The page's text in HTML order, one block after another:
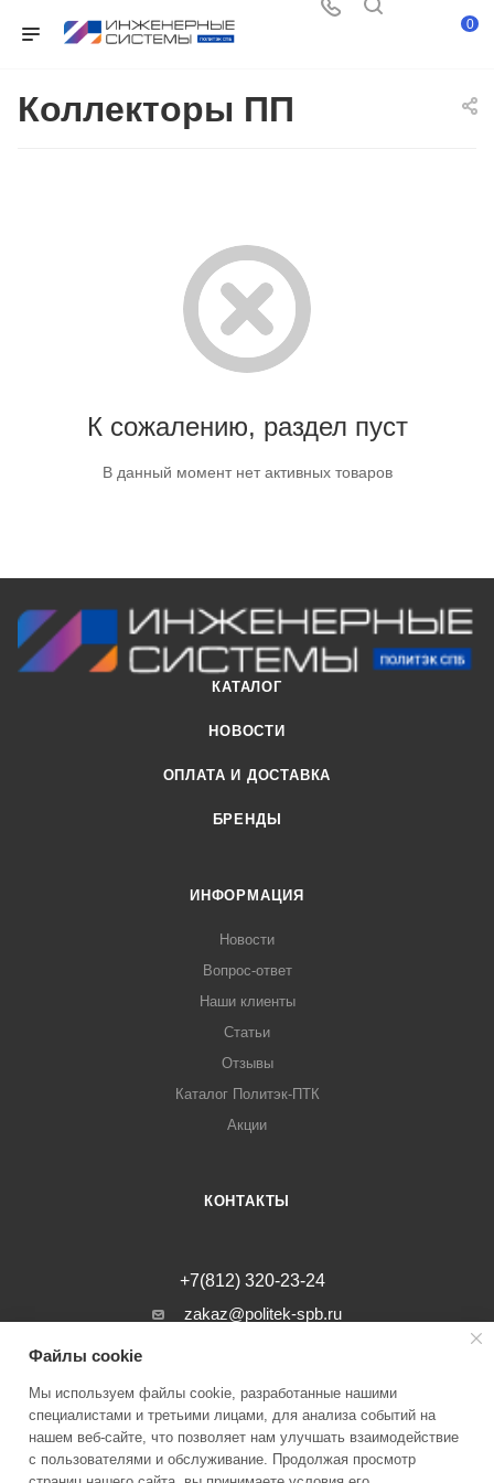
0
Коллекторы ПП
К сожалению, раздел пуст
В данный момент нет активных товаров
КАТАЛОГ
НОВОСТИ
ОПЛАТА И ДОСТАВКА
БРЕНДЫ
ИНФОРМАЦИЯ
Новости
Вопрос-ответ
Наши клиенты
Статьи
Отзывы
Каталог Политэк-ПТК
Акции
КОНТАКТЫ
+7(812) 320-23-24
zakaz@politek-spb.ru
г. Санкт-Петербург, Минеральная ул, д.
Файлы cookie
Мы используем файлы cookie, разработанные нашими
специалистами и третьими лицами, для анализа событий на
нашем веб-сайте, что позволяет нам улучшать взаимодействие
с пользователями и обслуживание. Продолжая просмотр